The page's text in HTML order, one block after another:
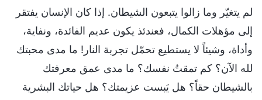
لم يتغيّر وما زالوا يتبعون الشيطان. إذا كان الإنسان يفتقر
إلى مؤهلات الكمال، فعندئذ يكون عديم الفائدة، ونفاية،
وأداة، وشيئاً لا يستطيع تحمّل تجربة النار! ما مدى محبتك
لله الآن؟ كم تمقتُ نفسك؟ ما مدى عمق معرفتك
بالشيطان حقاً؟ هل يَبست عزيمتك؟ هل حياتك البشرية